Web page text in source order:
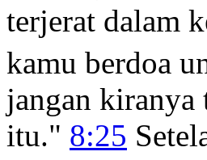
terjerat dalam
kamu berdoa
jangan kiranya
itu." 8:25